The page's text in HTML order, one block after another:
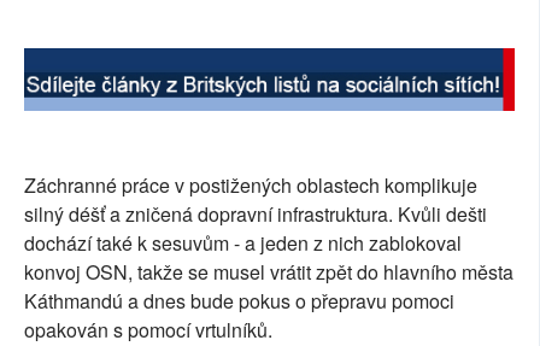
Záchranné práce v postižených oblastech komplikuje
silný déšť a zničená dopravní infrastruktura. Kvůli dešti
dochází také k sesuvům - a jeden z nich zablokoval
konvoj OSN, takže se musel vrátit zpět do hlavního města
Káthmandú a dnes bude pokus o přepravu pomoci
opakován s pomocí vrtulníků.